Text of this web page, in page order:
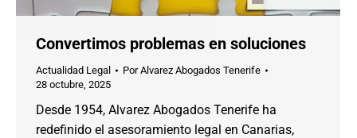
Convertimos problemas en soluciones
Actualidad Legal PorAlvarez Abogados Tenerife
28 octubre, 2025
Desde 1954, Alvarez Abogados Tenerife ha
redefinido el asesoramiento legal en Canarias,